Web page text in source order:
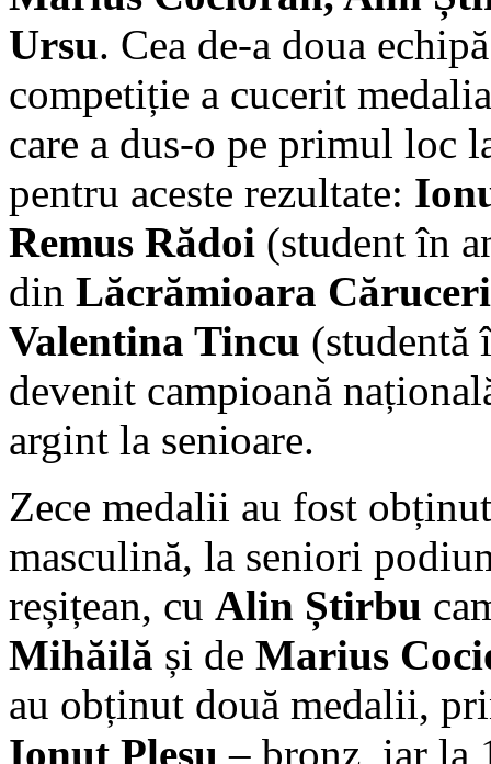
Ursu. Cea de-a doua
competiție a cucerit
care a dus-o pe primul loc
pentru aceste rezultate:
Remus Rădoi (student în
din Lăcrămioara
Valentina Tincu
devenit campioană
argint la senioare.
Zece medalii au fost
masculină, la seniori
reșițean, cu Alin Știrbu
Mihăilă și de Marius
au obținut două medalii,
Ionuț Pleșu – bronz, iar la